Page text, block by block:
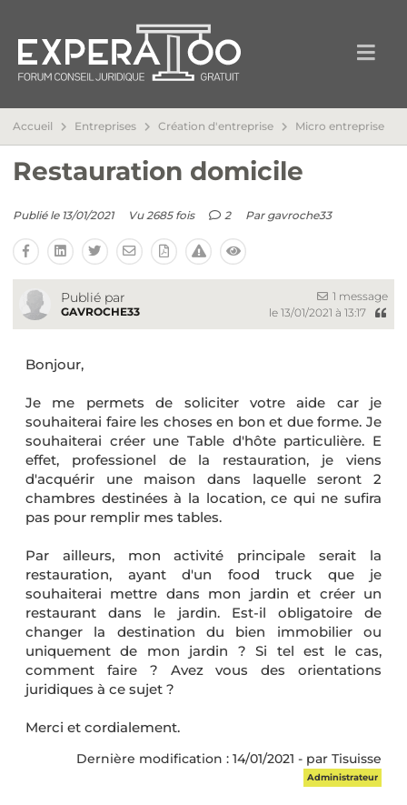
Accueil Entreprises Création d'entreprise Micro entreprise
Restauration domicile
Publié le 13/01/2021 Vu 2685 fois 2 Par gavroche33
Publié par
GAVROCHE33
1 message
le 13/01/2021 à 13:17
Bonjour,
Je me permets de soliciter votre aide car je
souhaiterai faire les choses en bon et due forme. Je
souhaiterai créer une Table d'hôte particulière. E
effet, professionel de la restauration, je viens
d'acquérir une maison dans laquelle seront 2
chambres destinées à la location, ce qui ne sufira
pas pour remplir mes tables.
Par ailleurs, mon activité principale serait la
restauration, ayant d'un food truck que je
souhaiterai mettre dans mon jardin et créer un
restaurant dans le jardin. Est-il obligatoire de
changer la destination du bien immobilier ou
uniquement de mon jardin ? Si tel est le cas,
comment faire ? Avez vous des orientations
juridiques à ce sujet ?
Merci et cordialement.
Dernière modification : 14/01/2021 - par Tisuisse
Administrateur